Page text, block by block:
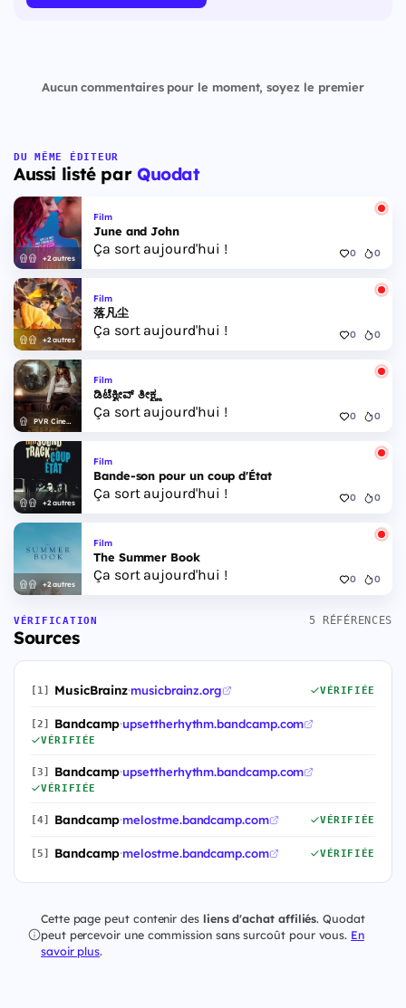
Aucun commentaires pour le moment, soyez le premier
DU MÊME ÉDITEUR
Aussi listé par Quodat
+2 autres
Film
June and John
Ça sort aujourd'hui ! 0 0
+2 autres
Film
落凡尘
Ça sort aujourd'hui ! 0 0
PVR Cinemas
Film
ಡಿಟೆಕ್ವೀವ್ ತೀಕ್ಷ್ಣ
Ça sort aujourd'hui ! 0 0
+2 autres
Film
Bande-son pour un coup d'État
Ça sort aujourd'hui ! 0 0
+2 autres
Film
The Summer Book
Ça sort aujourd'hui ! 0 0
VÉRIFICATION
Sources
5 RÉFÉRENCES
[1] MusicBrainz·musicbrainz.org VÉRIFIÉE
[2] Bandcamp·upsettherhythm.bandcamp.com
VÉRIFIÉE
[3] Bandcamp·upsettherhythm.bandcamp.com
VÉRIFIÉE
[4] Bandcamp·melostme.bandcamp.com VÉRIFIÉE
[5] Bandcamp·melostme.bandcamp.com VÉRIFIÉE
Cette page peut contenir des liens d'achat affiliés. Quodat
peut percevoir une commission sans surcoût pour vous. En
savoir plus.